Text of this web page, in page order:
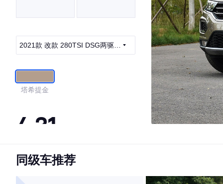
2021款 改款 280TSI DSG两驱舒
塔希提金
4.31
·外观表现一般，低于68%同级车
同级车推荐